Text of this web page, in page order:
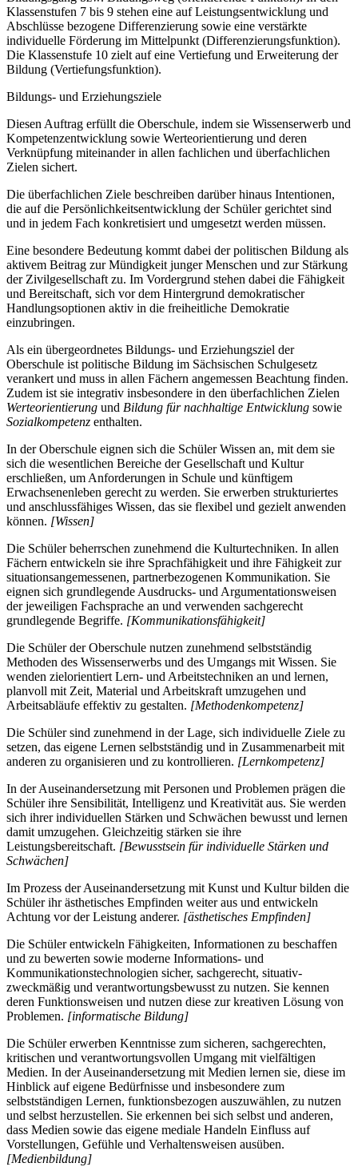
Klassenstufen 7 bis 9 stehen eine auf Leistungsentwicklung und
Abschlüsse bezogene Differenzierung sowie eine verstärkte
individuelle Förderung im Mittelpunkt (Differenzierungsfunktion).
Die Klassenstufe 10 zielt auf eine Vertiefung und Erweiterung der
Bildung (Vertiefungsfunktion).
Bildungs- und Erziehungsziele
Diesen Auftrag erfüllt die Oberschule, indem sie Wissenserwerb und
Kompetenzentwicklung sowie Werteorientierung und deren
Verknüpfung miteinander in allen fachlichen und überfachlichen
Zielen sichert.
Die überfachlichen Ziele beschreiben darüber hinaus Intentionen,
die auf die Persönlichkeitsentwicklung der Schüler gerichtet sind
und in jedem Fach konkretisiert und umgesetzt werden müssen.
Eine besondere Bedeutung kommt dabei der politischen Bildung als
aktivem Beitrag zur Mündigkeit junger Menschen und zur Stärkung
der Zivilgesellschaft zu. Im Vordergrund stehen dabei die Fähigkeit
und Bereitschaft, sich vor dem Hintergrund demokratischer
Handlungsoptionen aktiv in die freiheitliche Demokratie
einzubringen.
Als ein übergeordnetes Bildungs- und Erziehungsziel der
Oberschule ist politische Bildung im Sächsischen Schulgesetz
verankert und muss in allen Fächern angemessen Beachtung finden.
Zudem ist sie integrativ insbesondere in den überfachlichen Zielen
Werteorientierung und Bildung für nachhaltige Entwicklung sowie
Sozialkompetenz enthalten.
In der Oberschule eignen sich die Schüler Wissen an, mit dem sie
sich die wesentlichen Bereiche der Gesellschaft und Kultur
erschließen, um Anforderungen in Schule und künftigem
Erwachsenenleben gerecht zu werden. Sie erwerben strukturiertes
und anschlussfähiges Wissen, das sie flexibel und gezielt anwenden
können. [Wissen]
Die Schüler beherrschen zunehmend die Kulturtechniken. In allen
Fächern entwickeln sie ihre Sprachfähigkeit und ihre Fähigkeit zur
situationsangemessenen, partnerbezogenen Kommunikation. Sie
eignen sich grundlegende Ausdrucks- und Argumentationsweisen
der jeweiligen Fachsprache an und verwenden sachgerecht
grundlegende Begriffe. [Kommunikationsfähigkeit]
Die Schüler der Oberschule nutzen zunehmend selbstständig
Methoden des Wissenserwerbs und des Umgangs mit Wissen. Sie
wenden zielorientiert Lern- und Arbeitstechniken an und lernen,
planvoll mit Zeit, Material und Arbeitskraft umzugehen und
Arbeitsabläufe effektiv zu gestalten. [Methodenkompetenz]
Die Schüler sind zunehmend in der Lage, sich individuelle Ziele zu
setzen, das eigene Lernen selbstständig und in Zusammenarbeit mit
anderen zu organisieren und zu kontrollieren. [Lernkompetenz]
In der Auseinandersetzung mit Personen und Problemen prägen die
Schüler ihre Sensibilität, Intelligenz und Kreativität aus. Sie werden
sich ihrer individuellen Stärken und Schwächen bewusst und lernen
damit umzugehen. Gleichzeitig stärken sie ihre
Leistungsbereitschaft. [Bewusstsein für individuelle Stärken und
Schwächen]
Im Prozess der Auseinandersetzung mit Kunst und Kultur bilden die
Schüler ihr ästhetisches Empfinden weiter aus und entwickeln
Achtung vor der Leistung anderer. [ästhetisches Empfinden]
Die Schüler entwickeln Fähigkeiten, Informationen zu beschaffen
und zu bewerten sowie moderne Informations- und
Kommunikationstechnologien sicher, sachgerecht, situativ-
zweckmäßig und verantwortungsbewusst zu nutzen. Sie kennen
deren Funktionsweisen und nutzen diese zur kreativen Lösung von
Problemen. [informatische Bildung]
Die Schüler erwerben Kenntnisse zum sicheren, sachgerechten,
kritischen und verantwortungsvollen Umgang mit vielfältigen
Medien. In der Auseinandersetzung mit Medien lernen sie, diese im
Hinblick auf eigene Bedürfnisse und insbesondere zum
selbstständigen Lernen, funktionsbezogen auszuwählen, zu nutzen
und selbst herzustellen. Sie erkennen bei sich selbst und anderen,
dass Medien sowie das eigene mediale Handeln Einfluss auf
Vorstellungen, Gefühle und Verhaltensweisen ausüben.
[Medienbildung]